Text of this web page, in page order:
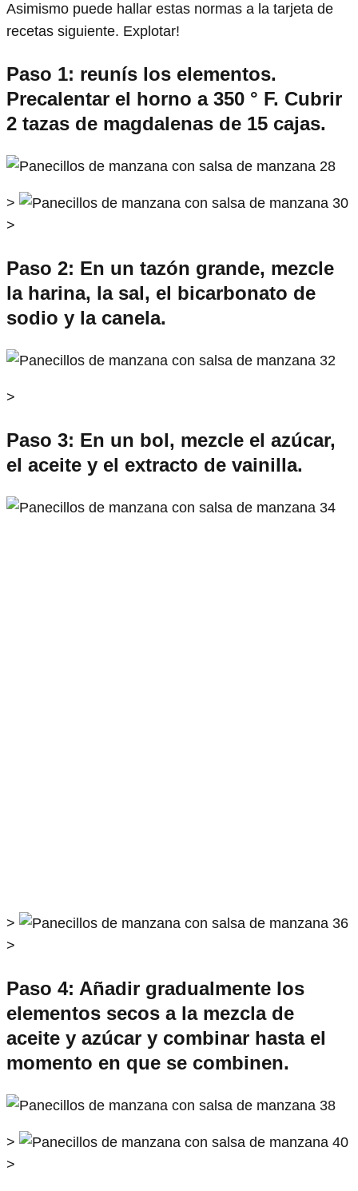
Asimismo puede hallar estas normas a la tarjeta de
recetas siguiente. Explotar!
Paso 1: reunís los elementos.
Precalentar el horno a 350 ° F. Cubrir
2 tazas de magdalenas de 15 cajas.
>
>
Paso 2: En un tazón grande, mezcle
la harina, la sal, el bicarbonato de
sodio y la canela.
>
Paso 3: En un bol, mezcle el azúcar,
el aceite y el extracto de vainilla.
>
>
Paso 4: Añadir gradualmente los
elementos secos a la mezcla de
aceite y azúcar y combinar hasta el
momento en que se combinen.
>
>